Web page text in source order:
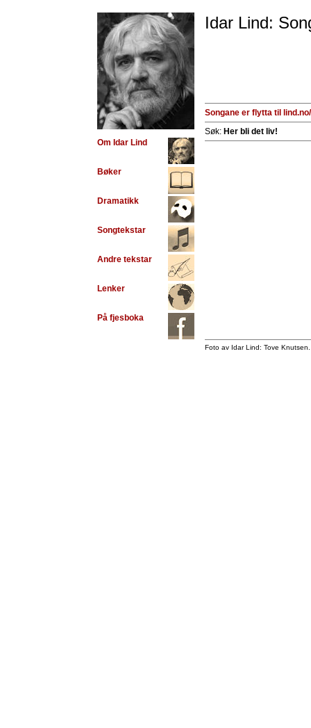
Om Idar Lind
Bøker
Dramatikk
Songtekstar
Andre tekstar
Lenker
På fjesboka
Idar Lind:
Songane er flytta til
Søk: Her bli det liv!
Foto av Idar Lind: Tove